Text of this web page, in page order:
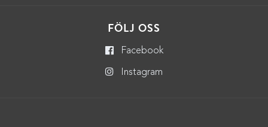
FÖLJ OSS
Facebook
Instagram